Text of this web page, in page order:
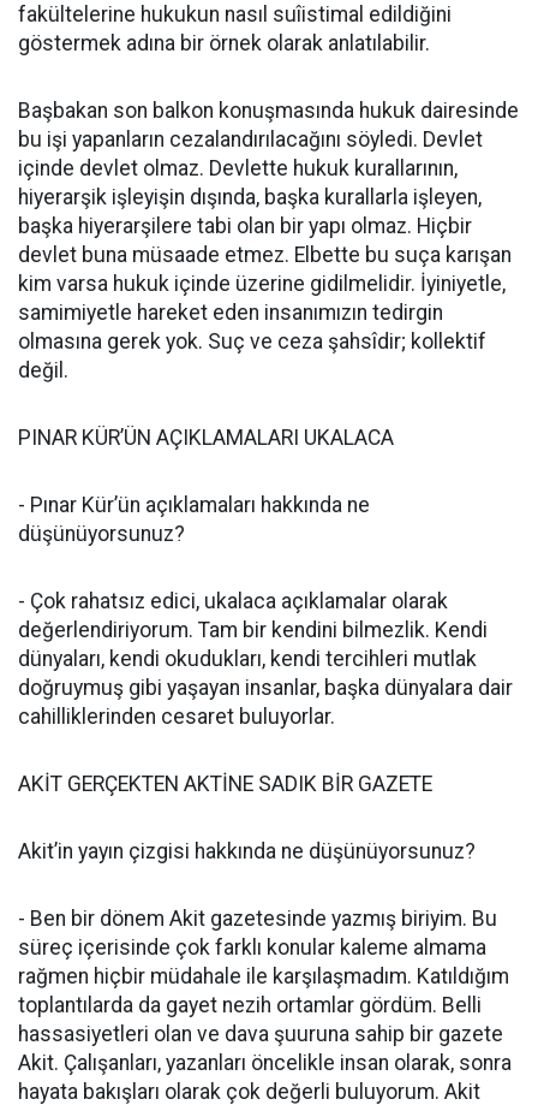
fakültelerine hukukun nasıl suîistimal edildiğini
göstermek adına bir örnek olarak anlatılabilir.
Başbakan son balkon konuşmasında hukuk dairesinde
bu işi yapanların cezalandırılacağını söyledi. Devlet
içinde devlet olmaz. Devlette hukuk kurallarının,
hiyerarşik işleyişin dışında, başka kurallarla işleyen,
başka hiyerarşilere tabi olan bir yapı olmaz. Hiçbir
devlet buna müsaade etmez. Elbette bu suça karışan
kim varsa hukuk içinde üzerine gidilmelidir. İyiniyetle,
samimiyetle hareket eden insanımızın tedirgin
olmasına gerek yok. Suç ve ceza şahsîdir; kollektif
değil.
PINAR KÜR’ÜN AÇIKLAMALARI UKALACA
- Pınar Kür’ün açıklamaları hakkında ne
düşünüyorsunuz?
- Çok rahatsız edici, ukalaca açıklamalar olarak
değerlendiriyorum. Tam bir kendini bilmezlik. Kendi
dünyaları, kendi okudukları, kendi tercihleri mutlak
doğruymuş gibi yaşayan insanlar, başka dünyalara dair
cahilliklerinden cesaret buluyorlar.
AKİT GERÇEKTEN AKTİNE SADIK BİR GAZETE
Akit’in yayın çizgisi hakkında ne düşünüyorsunuz?
- Ben bir dönem Akit gazetesinde yazmış biriyim. Bu
süreç içerisinde çok farklı konular kaleme almama
rağmen hiçbir müdahale ile karşılaşmadım. Katıldığım
toplantılarda da gayet nezih ortamlar gördüm. Belli
hassasiyetleri olan ve dava şuuruna sahip bir gazete
Akit. Çalışanları, yazanları öncelikle insan olarak, sonra
hayata bakışları olarak çok değerli buluyorum. Akit